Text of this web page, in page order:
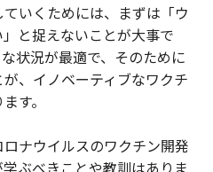
いくためには、まずは「ウ
と捉えないことが大事で
状況が最適で、そのために
、イノベーティブなワクチ
す。
ナウイルスのワクチン開発
ぶべきことや教訓はありま